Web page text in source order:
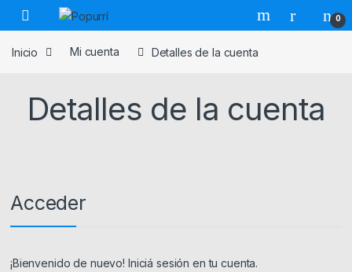
Skip to navigation
Skip to content
0
Inicio Mi cuenta Detalles de la cuenta
Detalles de la cuenta
Acceder
¡Bienvenido de nuevo! Iniciá sesión en tu cuenta.